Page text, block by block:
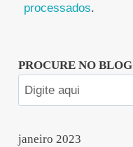
processados.
PROCURE NO BLOG
janeiro 2023